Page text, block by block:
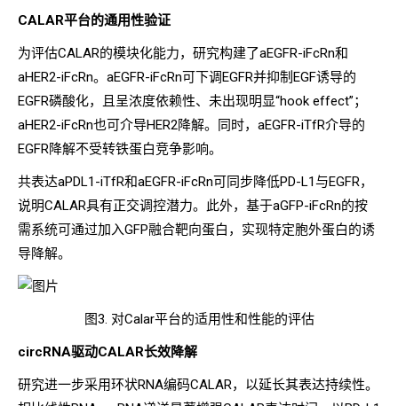
CALAR平台的通用性验证
为评估CALAR的模块化能力，研究构建了aEGFR-iFcRn和
aHER2-iFcRn。aEGFR-iFcRn可下调EGFR并抑制EGF诱导的
EGFR磷酸化，且呈浓度依赖性、未出现明显“hook effect”；
aHER2-iFcRn也可介导HER2降解。同时，aEGFR-iTfR介导的
EGFR降解不受转铁蛋白竞争影响。
共表达aPDL1-iTfR和aEGFR-iFcRn可同步降低PD-L1与EGFR，
说明CALAR具有正交调控潜力。此外，基于aGFP-iFcRn的按
需系统可通过加入GFP融合靶向蛋白，实现特定胞外蛋白的诱
导降解。
图3. 对Calar平台的适用性和性能的评估
circRNA驱动CALAR长效降解
研究进一步采用环状RNA编码CALAR，以延长其表达持续性。